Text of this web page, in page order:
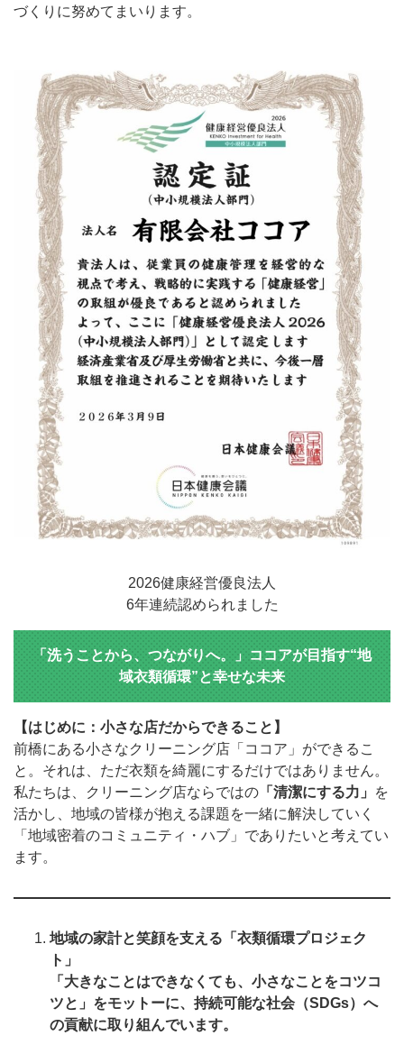
づくりに努めてまいります。
2026健康経営優良法人
6年連続認められました
「洗うことから、つながりへ。」ココアが目指す“地
域衣類循環”と幸せな未来
【はじめに：小さな店だからできること】
前橋にある小さなクリーニング店「ココア」ができるこ
と。それは、ただ衣類を綺麗にするだけではありません。
私たちは、クリーニング店ならではの 「清潔にする力」
を
活かし、地域の皆様が抱える課題を一緒に解決していく
「地域密着のコミュニティ・ハブ」でありたいと考えてい
ます。
地域の家計と笑顔を支える「衣類循環プロジェク
ト」
「大きなことはできなくても、小さなことをコツコ
ツと」をモットーに、持続可能な社会（SDGs）へ
の貢献に取り組んでいます。